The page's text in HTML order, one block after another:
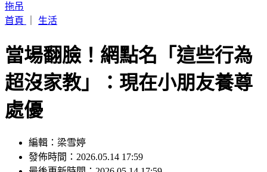
首頁
當場翻臉！網點名「這些行為
超沒家教」：現在小朋友養尊
處優
發佈時間：2026.05.14 17:59
最後更新時間：2026.05.14 17:59